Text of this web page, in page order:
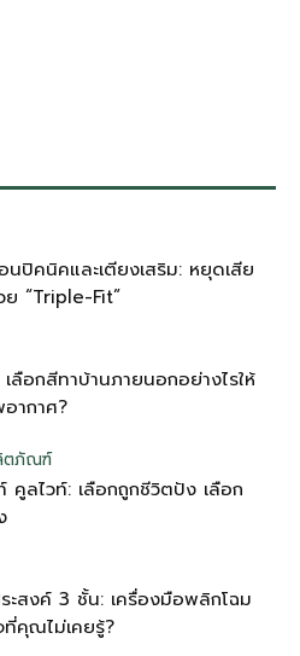
นปิคนิคและเตียงเสริม: หยุดเสีย
ย “Triple-Fit”
ลือกสีทาบ้านภายนอกอย่างไรให้
ากาศ?
ตภัณฑ์
คูลไวท์: เลือกถูกชีวิตปัง เลือก
ระสงค์ 3 ชั้น: เครื่องมือพลิกโฉม
ที่คุณไม่เคยรู้?